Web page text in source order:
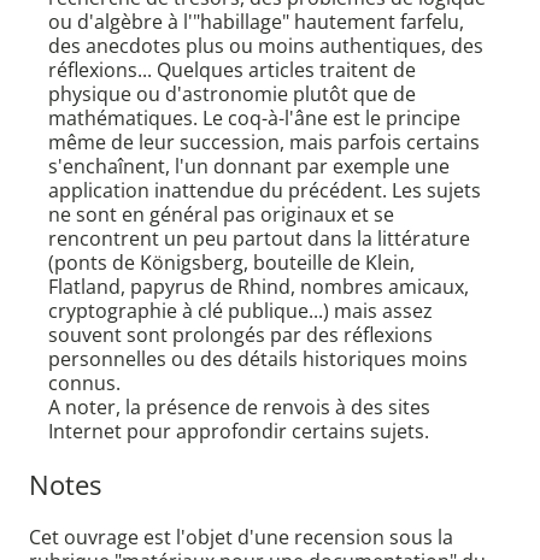
ou d'algèbre à l'"habillage" hautement farfelu,
des anecdotes plus ou moins authentiques, des
réflexions... Quelques articles traitent de
physique ou d'astronomie plutôt que de
mathématiques. Le coq-à-l'âne est le principe
même de leur succession, mais parfois certains
s'enchaînent, l'un donnant par exemple une
application inattendue du précédent. Les sujets
ne sont en général pas originaux et se
rencontrent un peu partout dans la littérature
(ponts de Königsberg, bouteille de Klein,
Flatland, papyrus de Rhind, nombres amicaux,
cryptographie à clé publique...) mais assez
souvent sont prolongés par des réflexions
personnelles ou des détails historiques moins
connus.
A noter, la présence de renvois à des sites
Internet pour approfondir certains sujets.
Notes
Cet ouvrage est l'objet d'une recension sous la